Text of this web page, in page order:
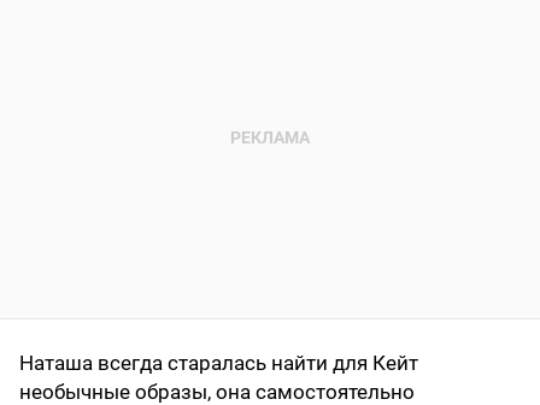
Наташа всегда старалась найти для Кейт
необычные образы, она самостоятельно